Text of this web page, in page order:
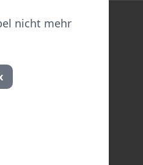
nicht mehr